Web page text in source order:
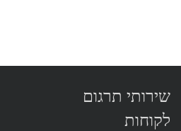
שירותי תרגום
לקוחות